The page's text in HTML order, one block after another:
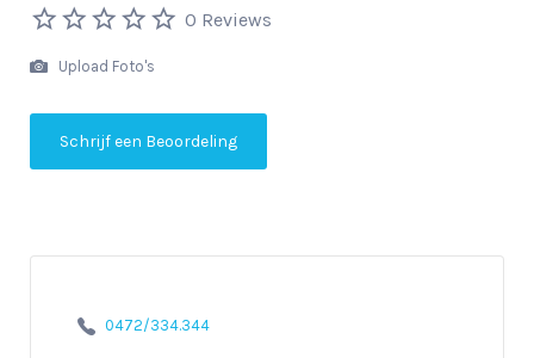
0 Reviews
Upload Foto's
Schrijf een Beoordeling
0472/334.344